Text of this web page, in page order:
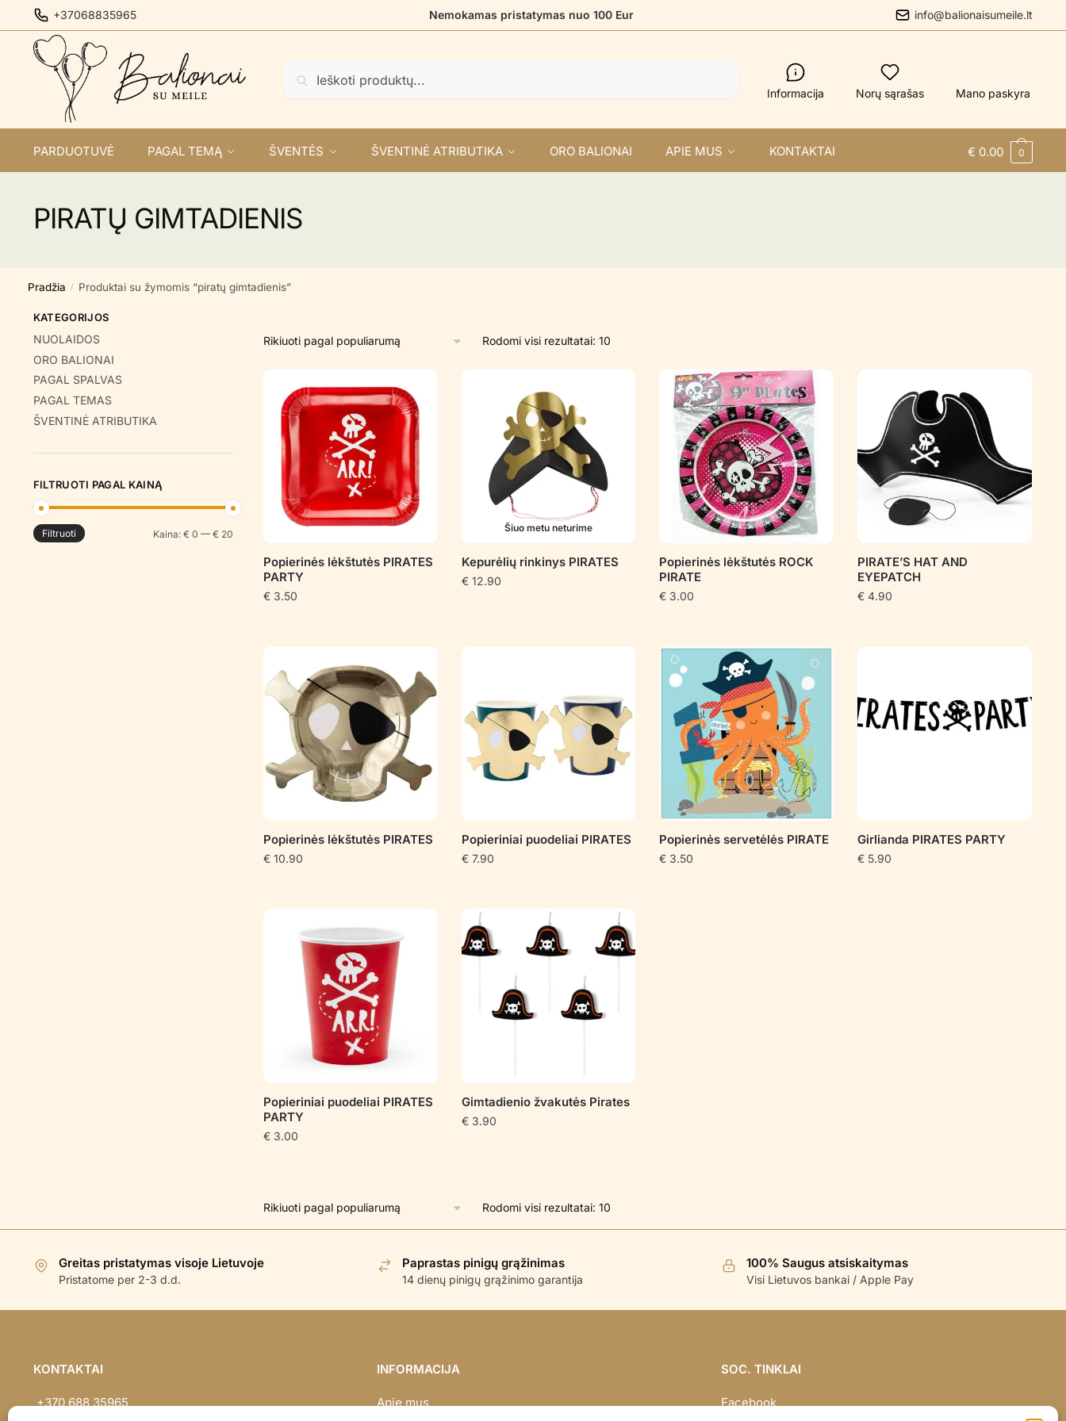
to
navigation
to
content
+37068835965 Nemokamas pristatymas nuo 100 Eur info@balionaisumeile.lt
Informacija Norų sąrašas Mano paskyra
PARDUOTUVĖ PAGAL TEMĄ ŠVENTĖS ŠVENTINĖ ATRIBUTIKA ORO BALIONAI APIE MUS KONTAKTAI € 0.00 0
PIRATŲ GIMTADIENIS
Pradžia / Produktai su žymomis “piratų gimtadienis”
Rodomi visi rezultatai: 10Rūšiuojama
populiarumą
Popierinės lėkštutės PIRATES
PARTY
€3.50
Šiuo metu neturime
Kepurėlių rinkinys PIRATES
€12.90
Popierinės lėkštutės ROCK
PIRATE
€ 3.00
PIRATE’S HAT AND
EYEPATCH
€ 4.90
Popierinės lėkštutės PIRATES
€10.90
Popieriniai puodeliai PIRATES
€7.90
Popierinės servetėlės PIRATE
€ 3.50
Girlianda PIRATES PARTY
€ 5.90
Popieriniai puodeliai PIRATES
PARTY
€3.00
Gimtadienio žvakutės Pirates
€3.90
Rodomi visi rezultatai: 10Rūšiuojama
KATEGORIJOS
NUOLAIDOS
ORO BALIONAI
PAGAL SPALVAS
PAGAL TEMAS
ŠVENTINĖ ATRIBUTIKA
FILTRUOTI PAGAL KAINĄ
Min
Maks
Filtruoti Kaina: € 0 — € 20
Greitas pristatymas visoje Lietuvoje
Pristatome per 2-3 d.d.
Paprastas pinigų grąžinimas
14 dienų pinigų grąžinimo garantija
100% Saugus atsiskaitymas
Visi Lietuvos bankai / Apple Pay
KONTAKTAI
+370 688 35965
INFORMACIJA
Apie mus
SOC. TINKLAI
Facebook